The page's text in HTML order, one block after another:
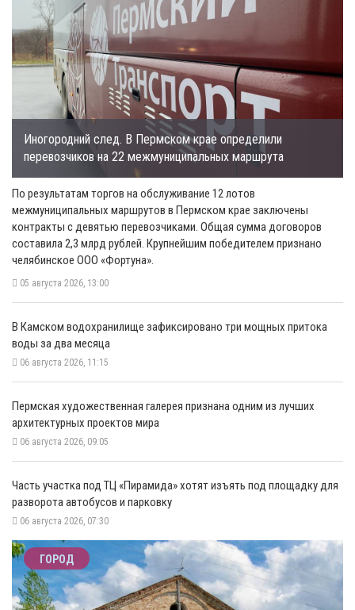
Иногородний след. В Пермском крае определили
перевозчиков на 22 межмуниципальных маршрута
По результатам торгов на обслуживание 12 лотов
межмуниципальных маршрутов в Пермском крае заключены
контракты с девятью перевозчиками. Общая сумма договоров
составила 2,3 млрд рублей. Крупнейшим победителем признано
челябинское ООО «Фортуна».
05 августа 2026, 13:00
В Камском водохранилище зафиксировано три мощных притока
воды за два месяца
06 августа 2026, 11:15
Пермская художественная галерея признана одним из лучших
архитектурных проектов мира
06 августа 2026, 09:05
Часть участка под ТЦ «Пирамида» хотят изъять под площадку для
разворота автобусов и парковку
06 августа 2026, 07:30
ГОРОД